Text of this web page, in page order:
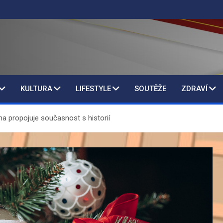
KULTURA LIFESTYLE SOUTĚŽE ZDRAVÍ
propojuje současnost s historií